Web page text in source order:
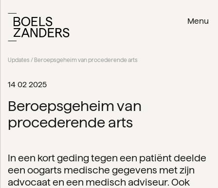
Menu
Updates / Beroepsgeheim van procederende arts
14 02 2025
Beroepsgeheim van
procederende arts
In een kort geding tegen een patiënt deelde
een oogarts medische gegevens met zijn
advocaat en een medisch adviseur. Ook